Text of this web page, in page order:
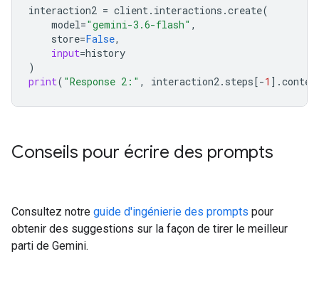
interaction2 = client. interactions .create(
model="gemini-3.6-flash" ,
store=False,
input=history
)
print( "Response 2:" , interaction2. steps[-1 ] .
Conseils pour écrire des prompts
Consultez notre guide d'ingénierie des prompts pour
obtenir des suggestions sur la façon de tirer le meilleur
parti de Gemini.